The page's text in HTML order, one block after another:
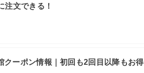
注文できる！
クーポン情報｜初回も2回目以降もお得